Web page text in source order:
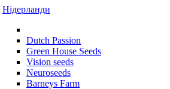
Нідерланди
Dutch Passion
Green House Seeds
Vision seeds
Neuroseeds
Barneys Farm